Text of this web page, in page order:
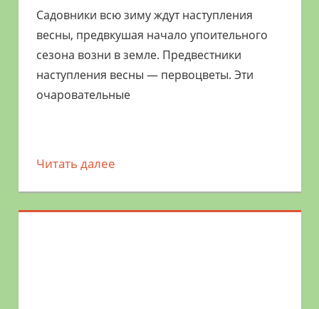
Садовники всю зиму ждут наступления
весны, предвкушая начало упоительного
сезона возни в земле. Предвестники
наступления весны — первоцветы. Эти
очаровательные
Читать далее